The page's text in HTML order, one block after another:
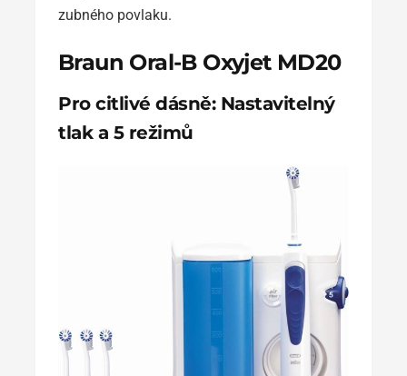
zubného povlaku.
Braun Oral-B Oxyjet MD20
Pro citlivé dásně: Nastavitelný
tlak a 5 režimů